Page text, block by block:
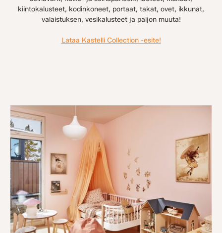
kiintokalusteet, kodinkoneet, portaat, takat, ovet, ikkunat,
valaistuksen, vesikalusteet ja paljon muuta!
Lataa Kastelli Collection -esite!